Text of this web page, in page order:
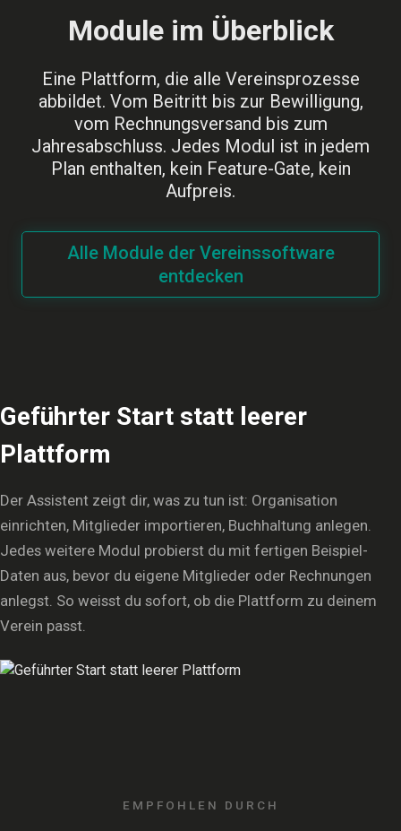
Module im Überblick
Eine Plattform, die alle Vereinsprozesse
abbildet. Vom Beitritt bis zur Bewilligung,
vom Rechnungsversand bis zum
Jahresabschluss. Jedes Modul ist in jedem
Plan enthalten, kein Feature-Gate, kein
Aufpreis.
Alle Module der Vereinssoftware
entdecken
Geführter Start statt leerer
Plattform
Der Assistent zeigt dir, was zu tun ist: Organisation
einrichten, Mitglieder importieren, Buchhaltung anlegen.
Jedes weitere Modul probierst du mit fertigen Beispiel-
Daten aus, bevor du eigene Mitglieder oder Rechnungen
anlegst. So weisst du sofort, ob die Plattform zu deinem
Verein passt.
EMPFOHLEN DURCH